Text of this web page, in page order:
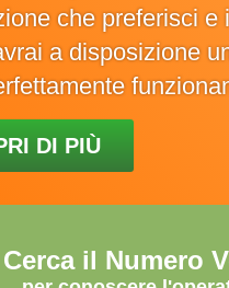
che preferisci e
a disposizione
DI PIÙ
Cerca il Numero